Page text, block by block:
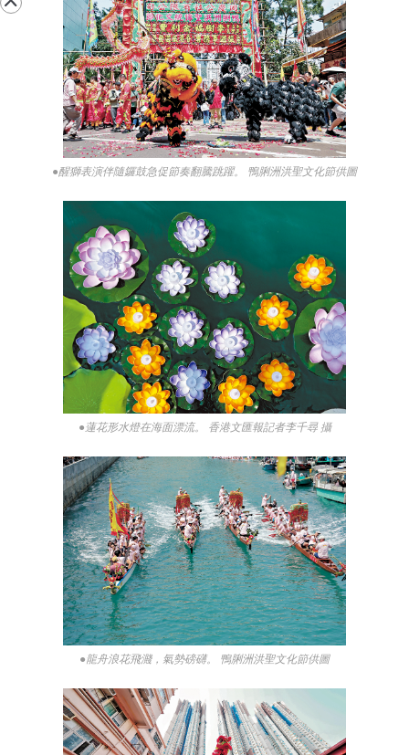
●醒獅表演伴隨鑼鼓急促節奏翻騰跳躍。 鴨脷洲洪聖文化節供圖
●蓮花形水燈在海面漂流。 香港文匯報記者李千尋 攝
●龍舟浪花飛濺，氣勢磅礴。 鴨脷洲洪聖文化節供圖